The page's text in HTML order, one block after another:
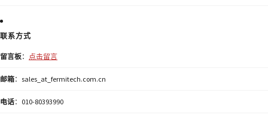
联系方式
留言板： 点击留言
邮箱：sales_at_fermitech.com.cn
电话：010-80393990